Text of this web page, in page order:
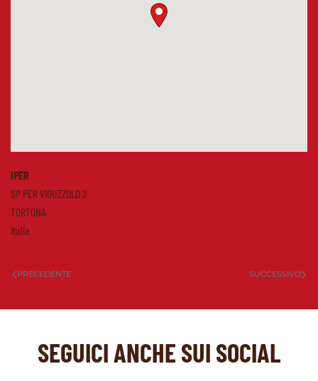
IPER
SP PER VIGUZZOLO 2
TORTONA
Italia
PRECEDENTE SUCCESSIVO
SEGUICI ANCHE SUI SOCIAL